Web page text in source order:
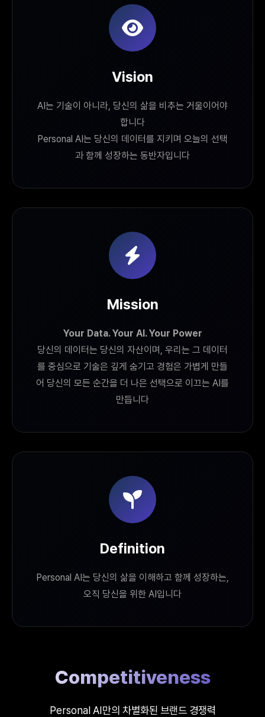
Vision
AI는 기술이 아니라, 당신의 삶을 비추는 거울이어야
합니다
Personal AI는 당신의 데이터를 지키며 오늘의 선택
과 함께 성장하는 동반자입니다
Mission
Your Data. Your AI. Your Power
당신의 데이터는 당신의 자산이며, 우리는 그 데이터
를 중심으로 기술은 깊게 숨기고 경험은 가볍게 만들
어 당신의 모든 순간을 더 나은 선택으로 이끄는 AI를
만듭니다
Definition
Personal AI는 당신의 삶을 이해하고 함께 성장하는,
오직 당신을 위한 AI입니다
Competitiveness
Personal AI만의 차별화된 브랜드 경쟁력